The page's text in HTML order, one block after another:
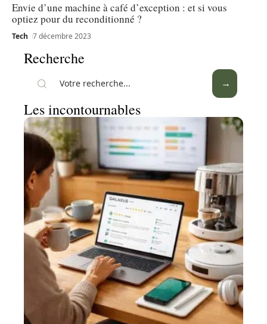
Envie d’une machine à café d’exception : et si vous
optiez pour du reconditionné ?
Tech 7 décembre 2023
Recherche
Les incontournables